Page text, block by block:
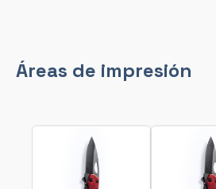
Áreas de impresión